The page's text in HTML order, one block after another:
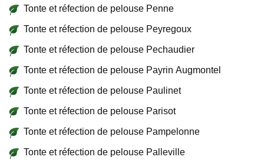
Tonte et réfection de pelouse Penne
Tonte et réfection de pelouse Peyregoux
Tonte et réfection de pelouse Pechaudier
Tonte et réfection de pelouse Payrin Augmontel
Tonte et réfection de pelouse Paulinet
Tonte et réfection de pelouse Parisot
Tonte et réfection de pelouse Pampelonne
Tonte et réfection de pelouse Palleville